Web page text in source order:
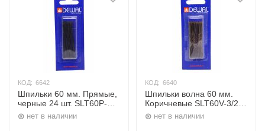
КОД: 6642
Шпильки 60 мм. Прямые,
черные 24 шт. SLT60P-
1/24 Dewal
нет в наличии
КОД: 6640
Шпильки волна 60 мм.
Коричневые SLT60V-3/24
Dewalнет в наличии